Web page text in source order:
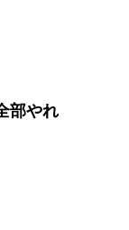
部やれ